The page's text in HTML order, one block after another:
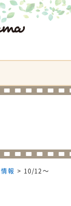
報 > 10/12～